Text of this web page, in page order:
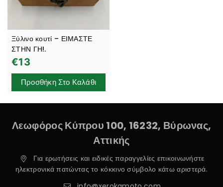
Ξύλινο κουτί – ΕΙΜΑΣΤΕ
ΣΤΗΝ ΓΗ!.
€13
Προσθήκη Στο Καλάθι
Λεωφόρος Κύπρου 100, 16232, Βύρωνας,
Αττικής
Για ερωτήσεις και ειδικές παραγγελίες επικοινωνήστε
ηλεκτρονικά πατώντας το κόκκινο σύμβολο κάτω αριστερά.